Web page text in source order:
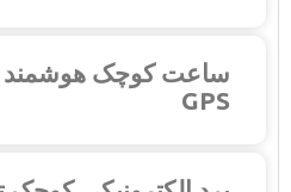
ساعت کوچک هوشمند
GPS